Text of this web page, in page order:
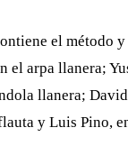
el método
el arpa llanera;
llanera;
y Luis Pino,